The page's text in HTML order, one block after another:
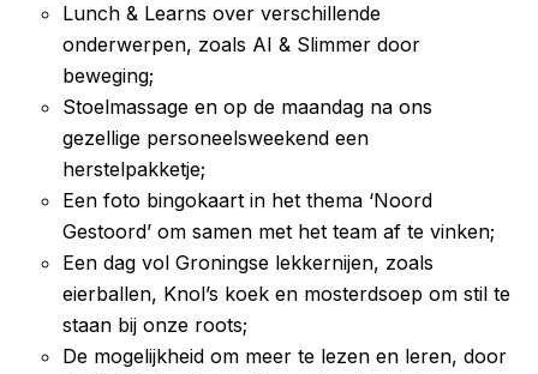
Lunch & Learns over verschillende
onderwerpen, zoals AI & Slimmer door
beweging;
Stoelmassage en op de maandag na ons
gezellige personeelsweekend een
herstelpakketje;
Een foto bingokaart in het thema ‘Noord
Gestoord’ om samen met het team af te vinken;
Een dag vol Groningse lekkernijen, zoals
eierballen, Knol’s koek en mosterdsoep om stil te
staan bij onze roots;
De mogelijkheid om meer te lezen en leren, door